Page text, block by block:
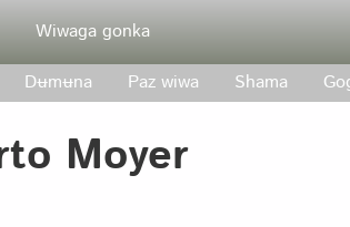
Wiwaga gonka
Dʉmʉna Paz wiwa Shama
Moyer